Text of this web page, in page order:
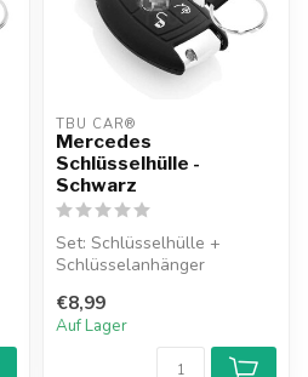
TBU CAR®
Mercedes
Schlüsselhülle -
Schwarz
Set: Schlüsselhülle +
Schlüsselanhänger
€8,99
Auf Lager